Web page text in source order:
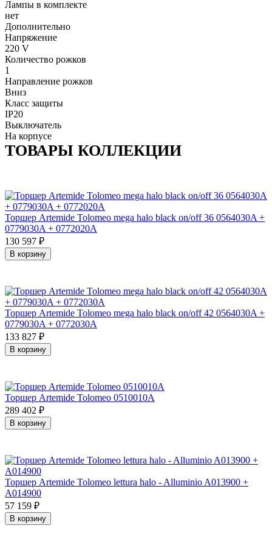
Лампы в комплекте
нет
Дополнительно
Напряжение
220 V
Количество рожков
1
Направление рожков
Вниз
Класс защиты
IP20
Выключатель
На корпусе
ТОВАРЫ КОЛЛЕКЦИИ
Торшер Artemide Tolomeo mega halo black on/off 36 0564030A +
0779030A + 0772020A
130 597 ₽
В корзину
Торшер Artemide Tolomeo mega halo black on/off 42 0564030A +
0779030A + 0772030A
133 827 ₽
В корзину
Торшер Artemide Tolomeo 0510010A
289 402 ₽
В корзину
Торшер Artemide Tolomeo lettura halo - Alluminio A013900 +
A014900
57 159 ₽
В корзину